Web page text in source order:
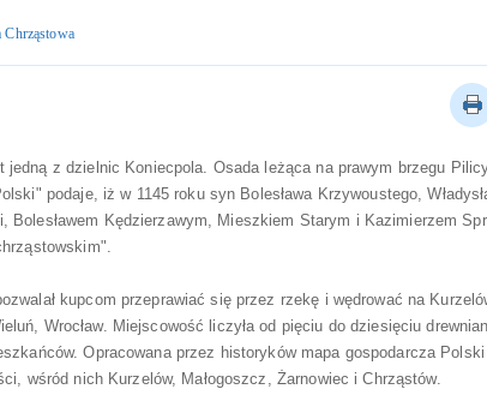
Chrząstowa
z dzielnic Koniecpola. Osada leżąca na prawym brzegu
podaje, iż w 1145 roku syn Bolesława Krzywoustego,
Bolesławem Kędzierzawym, Mieszkiem Starym i Kazimierzem
kupcom przeprawiać się przez rzekę i wędrować na
Wrocław. Miejscowość liczyła od pięciu do dziesięciu
Opracowana przez historyków mapa gospodarcza
wśród nich Kurzelów, Małogoszcz, Żarnowiec i Chrząstów.